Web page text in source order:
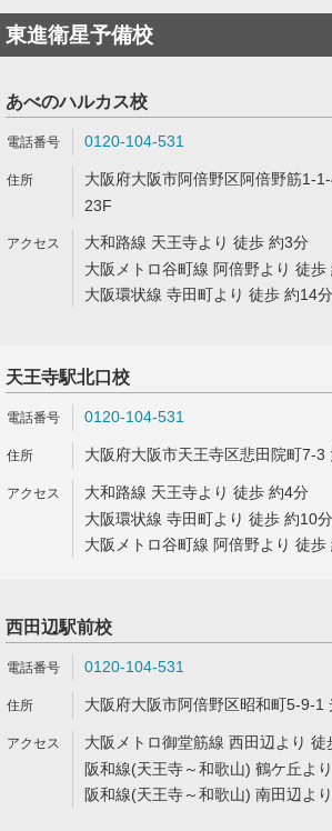
東進衛星予備校
あべのハルカス校
0120-104-531
大阪府大阪市阿倍野区阿倍野筋1-
23F
大和路線 天王寺より 徒歩 約3分
大阪メトロ谷町線 阿倍野より 徒歩
大阪環状線 寺田町より 徒歩 約14分
天王寺駅北口校
0120-104-531
大阪府大阪市天王寺区悲田院町7-3
大和路線 天王寺より 徒歩 約4分
大阪環状線 寺田町より 徒歩 約10分
大阪メトロ谷町線 阿倍野より 徒歩
西田辺駅前校
0120-104-531
大阪府大阪市阿倍野区昭和町5-9-1
大阪メトロ御堂筋線 西田辺より 徒
阪和線(天王寺～和歌山) 鶴ケ丘よ
阪和線(天王寺～和歌山) 南田辺よ